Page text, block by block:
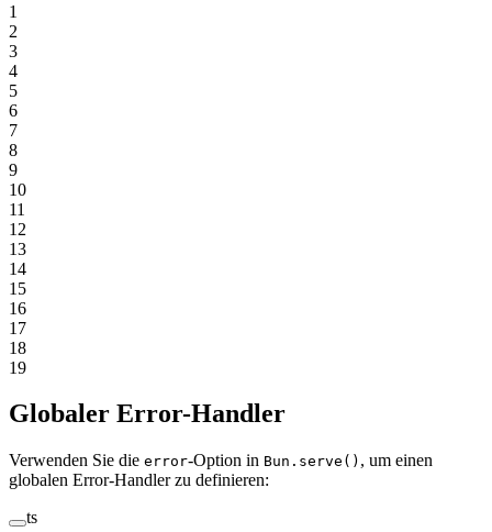
1
2
3
4
5
6
7
8
9
10
11
12
13
14
15
16
17
18
19
Globaler Error-Handler
Verwenden Sie die error-Option in Bun.serve() , um einen
globalen Error-Handler zu definieren:
ts